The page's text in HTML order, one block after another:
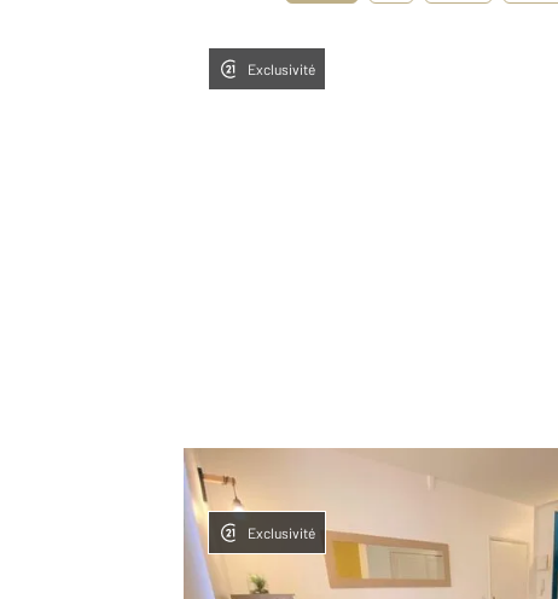
Exclusivité
Exclusivité